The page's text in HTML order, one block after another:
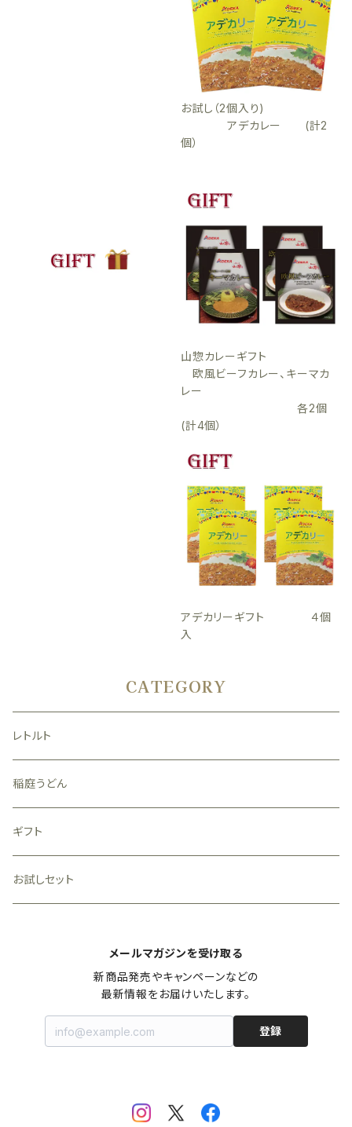
お試し（2個入り)
アデカレー (計2
個）
山惣カレーギフト
欧風ビーフカレー、キーマカ
レー
各2個
(計4個）
アデカリーギフト ４個
入
CATEGORY
レトルト
稲庭うどん
ギフト
お試しセット
メールマガジンを受け取る
新商品発売やキャンペーンなどの
最新情報をお届けいたします。
登録